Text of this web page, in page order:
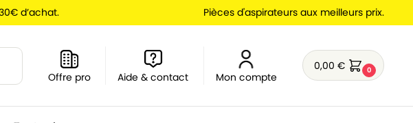
d’achat. Pièces d'aspirateurs aux meilleurs prix.
Offre pro Aide & contact Mon compte
0,00€ 0